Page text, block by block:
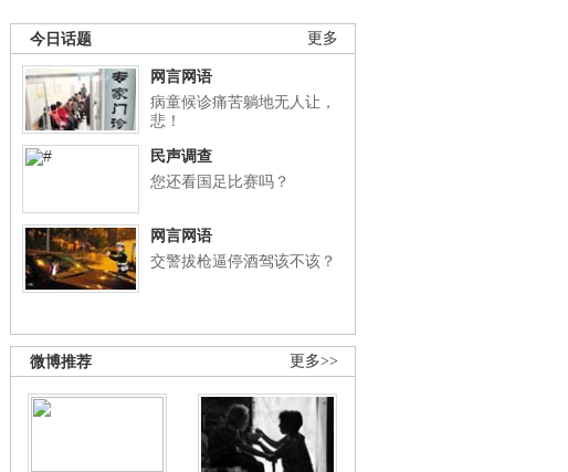
更多
今日话题
网言网语
病童候诊痛苦躺地无人让，
悲！
民声调查
您还看国足比赛吗？
网言网语
交警拔枪逼停酒驾该不该？
更多>>
微博推荐